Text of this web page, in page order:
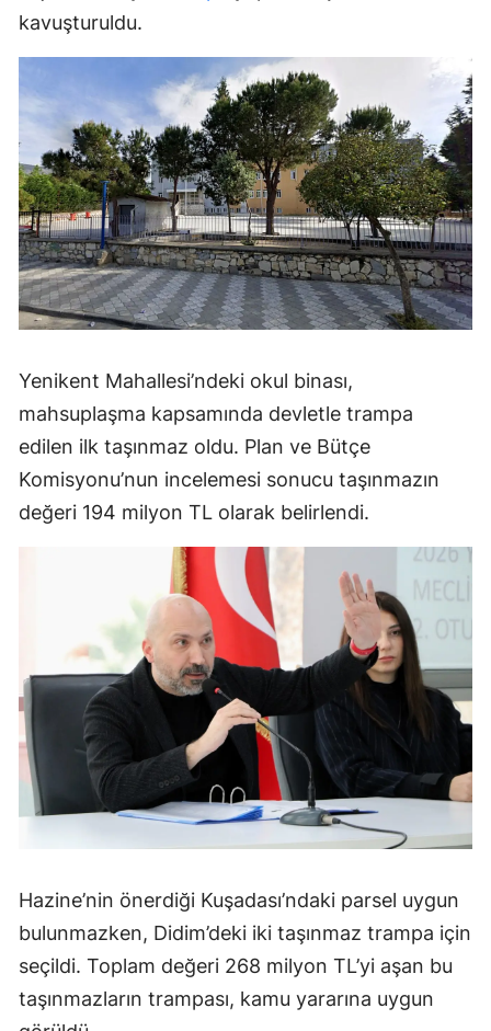
kavuşturuldu.
Yenikent Mahallesi’ndeki okul binası,
mahsuplaşma kapsamında devletle trampa
edilen ilk taşınmaz oldu. Plan ve Bütçe
Komisyonu’nun incelemesi sonucu taşınmazın
değeri 194 milyon TL olarak belirlendi.
Hazine’nin önerdiği Kuşadası’ndaki parsel uygun
bulunmazken, Didim’deki iki taşınmaz trampa için
seçildi. Toplam değeri 268 milyon TL’yi aşan bu
taşınmazların trampası, kamu yararına uygun